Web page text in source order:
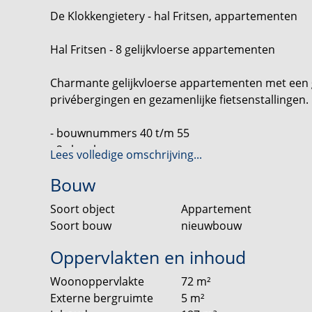
De Klokkengietery - hal Fritsen, appartementen
Hal Fritsen - 8 gelijkvloerse appartementen
Charmante gelijkvloerse appartementen met
privébergingen en gezamenlijke fietsenstallingen.
- bouwnummers 40 t/m 55
- 2 slaapkamers
- ca. 72 m² gebruiksoppervlakte
- ca. 7 m² balkon
Heb je je ideale woning al gezien? Ga dan naar
Sommige plekken vertellen hun eigen verhaal –
Fritsen is zo’n plek. Hier ontstaat een uniek
Lees volledige omschrijving...
Bouw
Soort object
Appartement
Soort bouw
nieuwbouw
Oppervlakten en inhoud
Woonoppervlakte 72 m²
Externe bergruimte
5 m²